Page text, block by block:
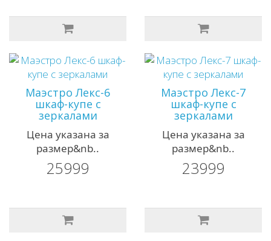
Маэстро Лекс-6
шкаф-купе с
зеркалами
Цена указана за
размер&nb..
25999
Маэстро Лекс-7
шкаф-купе с
зеркалами
Цена указана за
размер&nb..
23999